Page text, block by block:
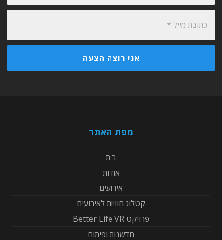
מפת האתר
בית
אודות
אירועים
קטלוג חוויות לאירועים
פרויקט Better Life VR
חדשנות ופיתוח